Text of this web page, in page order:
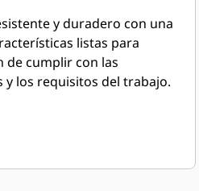
y duradero con una
listas para
de cumplir con las
y los requisitos del trabajo.